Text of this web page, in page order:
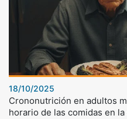
18/10/2025
Crononutrición en adultos
horario de las comidas en